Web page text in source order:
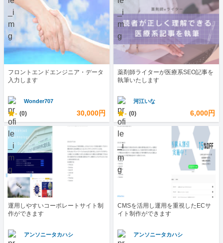
フロントエンドエンジニア・データ
入力します
Wonder707
- (0) 30,000円
薬剤師ライターが医療系SEO記事を
執筆いたします
河江いな
- (0) 6,000円
運用しやすいコーポレートサイト制
作ができます
アンソニータカハシ
CMSを活用し運用を重視したECサ
イト制作ができます
アンソニータカハシ